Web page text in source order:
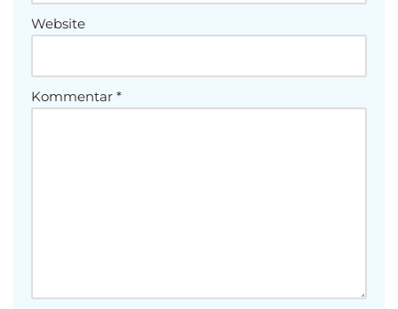
Website
Kommentar *